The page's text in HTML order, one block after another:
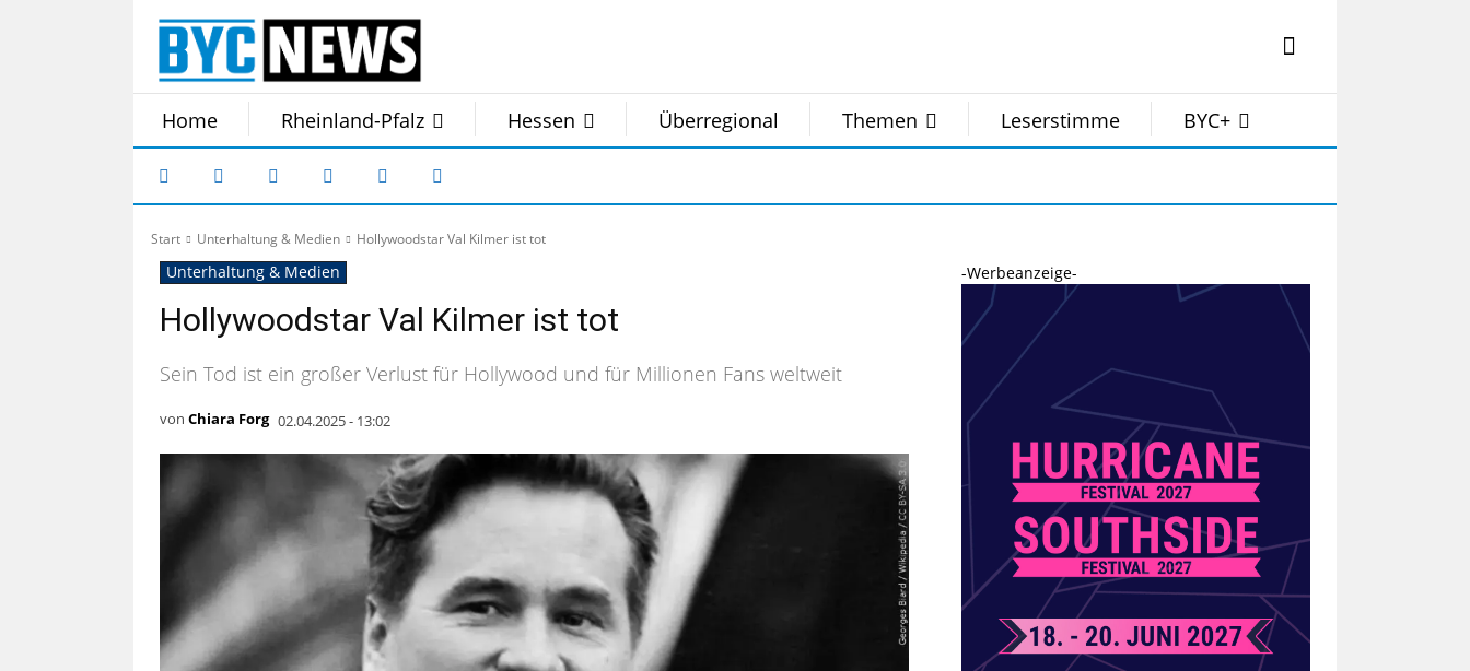
Home Rheinland-Pfalz Hessen Überregional Themen Leserstimme BYC+
Start Unterhaltung & Medien Hollywoodstar Val Kilmer ist tot
Unterhaltung & Medien
Hollywoodstar Val Kilmer ist tot
Sein Tod ist ein großer Verlust für Hollywood und für Millionen Fans weltweit
von Chiara Forg 02.04.2025 - 13:02
-Werbeanzeige-